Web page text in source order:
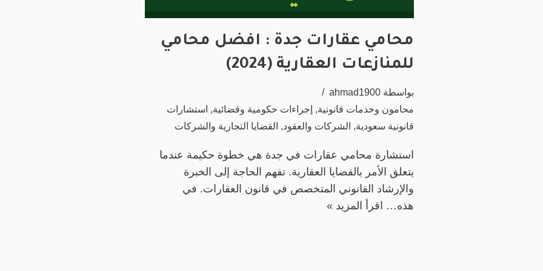
محامي عقارات جدة : افضل محامي
للمنازعات العقارية (2024)
بواسطةahmad1900
محامون وخدمات قانونية, إجراءات حكومية وقضائية, استشارات
قانونية سعودية, الشركات والعقود, القضايا التجارية والشركات
استشارة محامي عقارات في جدة هي خطوة حكيمة عندما
يتعلق الأمر بالقضايا العقارية. تفهم الحاجة إلى الخبرة
والإرشاد القانوني المتخصص في قانون العقارات. في
هذه…
اقرأ المزيد »